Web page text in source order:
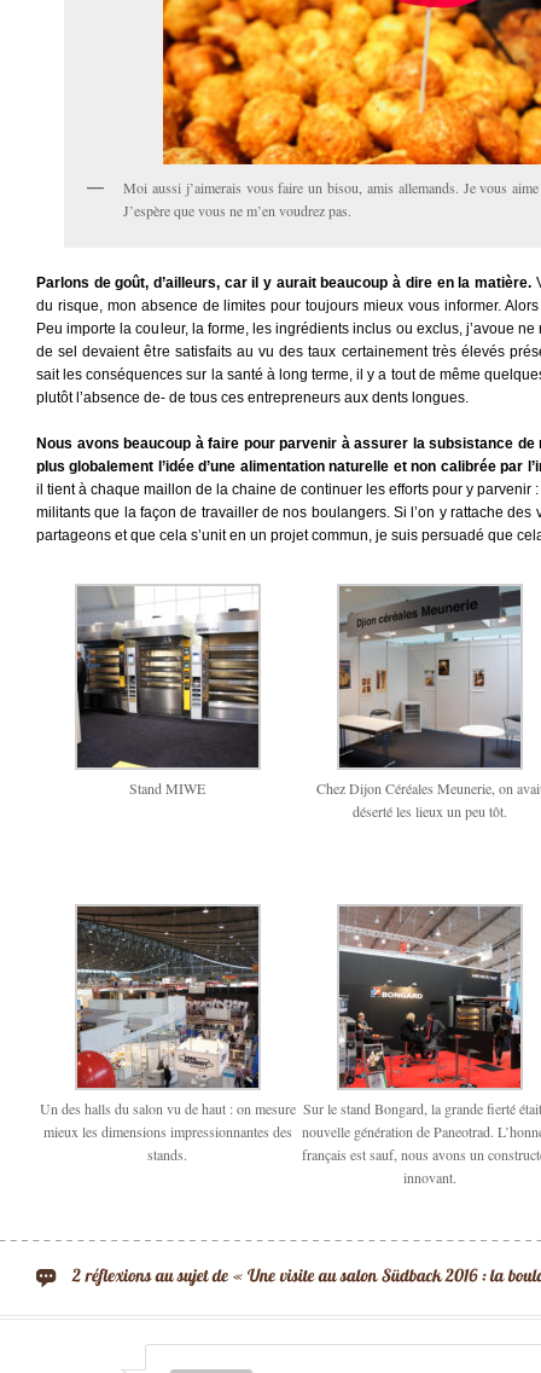
Moi aussi j’aimerais vous faire un bisou, amis allemands. Je vous
J’espère que vous ne m’en voudrez pas.
Parlons de goût, d’ailleurs, car il y aurait beaucoup à dire en la matière.
du risque, mon absence de limites pour toujours mieux vous informer.
Peu importe la couleur, la forme, les ingrédients inclus ou exclus, j’avoue
de sel devaient être satisfaits au vu des taux certainement très élevés
sait les conséquences sur la santé à long terme, il y a tout de même
plutôt l’absence de- de tous ces entrepreneurs aux dents longues.
Nous avons beaucoup à faire pour parvenir à assurer la subsistance
plus globalement l’idée d’une alimentation naturelle et non calibrée par
il tient à chaque maillon de la chaine de continuer les efforts pour y parvenir
militants que la façon de travailler de nos boulangers. Si l’on y rattache
partageons et que cela s’unit en un projet commun, je suis persuadé que
Stand MIWE
Chez Dijon Céréales Meunerie, on
déserté les lieux un peu tôt.
Un des halls du salon vu de haut : on mesure
mieux les dimensions impressionnantes des
stands.
Sur le stand Bongard, la grande fierté
nouvelle génération de Paneotrad.
français est sauf, nous avons un
innovant.